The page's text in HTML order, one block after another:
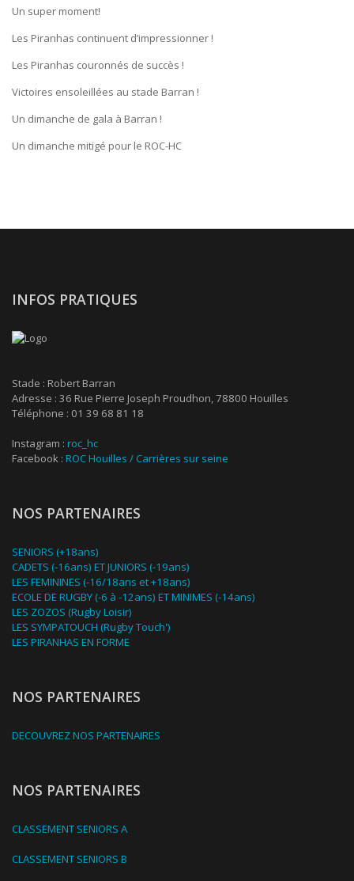
Un super moment!
Les Piranhas continuent d’impressionner !
Les Piranhas couronnés de succès !
Victoires ensoleillées au stade Barran !
Un dimanche de gala à Barran !
Un dimanche mitigé pour le ROC-HC
INFOS PRATIQUES
Stade : Robert Barran
Adresse : 36 Rue Pierre Joseph Proudhon, 78800 Houilles
Téléphone : 01 39 68 81 18
Instagram : roc_hc
Facebook : ROC Houilles / Carrières sur seine
NOS PARTENAIRES
SENIORS (+18ans)
CADETS (-16ans) ET JUNIORS (-19ans)
LES FEMININES (-16/18ans et +18ans)
ECOLE DE RUGBY (-6 à -12ans) ET MINIMES (-14ans)
LES ZOZOS (Rugby Loisir)
LES SYMPATOUCH (Rugby Touch')
LES PIRANHAS EN FORME
NOS PARTENAIRES
DECOUVREZ NOS PARTENAIRES
NOS PARTENAIRES
CLASSEMENT SENIORS A
CLASSEMENT SENIORS B